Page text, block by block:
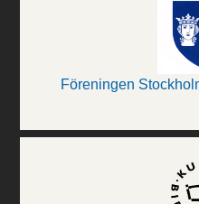
Föreningen